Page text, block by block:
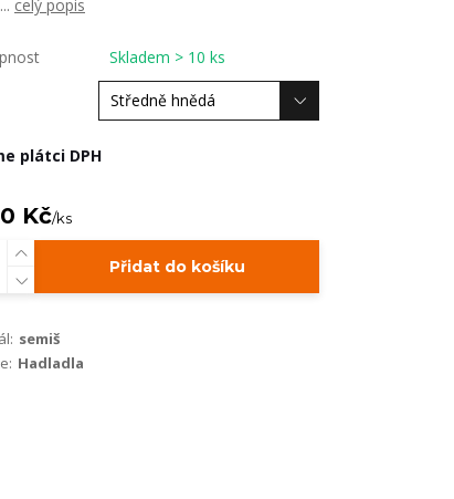
celý popis
Skladem > 10 ks
plátci DPH
Kč/ks
Přidat do košíku
semiš
Hadladla